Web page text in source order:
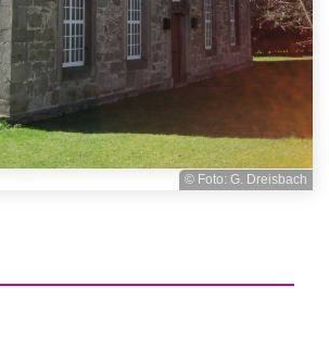
© Foto: G. Dreisbach